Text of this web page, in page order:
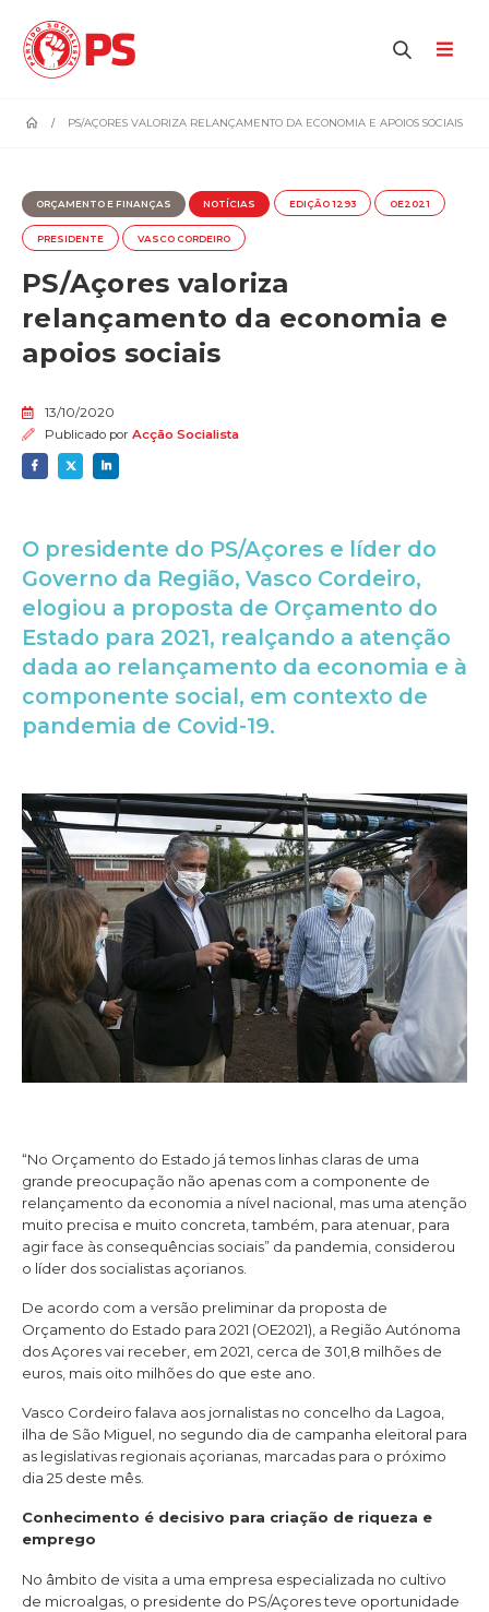
PS/AÇORES VALORIZA RELANÇAMENTO DA ECONOMIA E APOIOS SOCIAIS
ORÇAMENTO E FINANÇAS NOTÍCIAS EDIÇÃO 1293 OE2021
PRESIDENTE VASCO CORDEIRO
PS/Açores valoriza
relançamento da economia e
apoios sociais
13/10/2020
Publicado por Acção Socialista
O presidente do PS/Açores e líder do
Governo da Região, Vasco Cordeiro,
elogiou a proposta de Orçamento do
Estado para 2021, realçando a atenção
dada ao relançamento da economia e à
componente social, em contexto de
pandemia de Covid-19.
“No Orçamento do Estado já temos linhas claras de uma
grande preocupação não apenas com a componente de
relançamento da economia a nível nacional, mas uma atenção
muito precisa e muito concreta, também, para atenuar, para
agir face às consequências sociais” da pandemia, considerou
o líder dos socialistas açorianos.
De acordo com a versão preliminar da proposta de
Orçamento do Estado para 2021 (OE2021), a Região Autónoma
dos Açores vai receber, em 2021, cerca de 301,8 milhões de
euros, mais oito milhões do que este ano.
Vasco Cordeiro falava aos jornalistas no concelho da Lagoa,
ilha de São Miguel, no segundo dia de campanha eleitoral para
as legislativas regionais açorianas, marcadas para o próximo
dia 25 deste mês.
Conhecimento é decisivo para criação de riqueza e
emprego
No âmbito de visita a uma empresa especializada no cultivo
de microalgas, o presidente do PS/Açores teve oportunidade